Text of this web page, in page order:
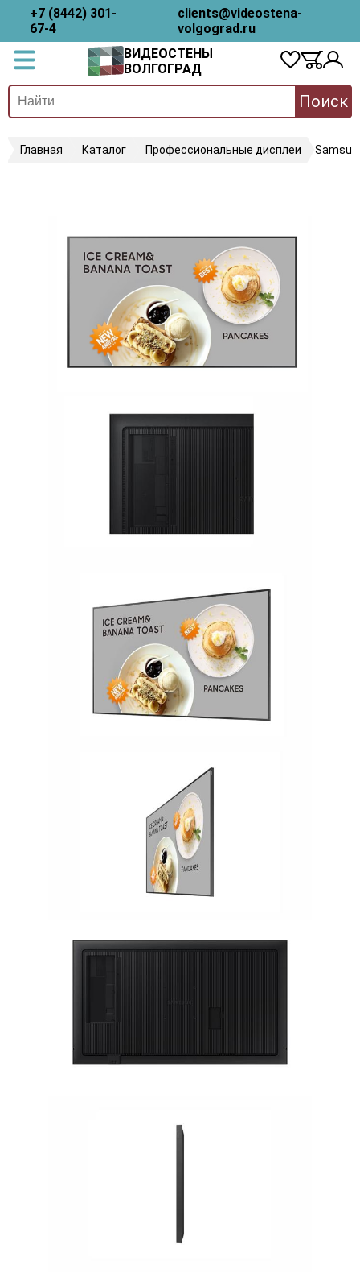
+7 (8442) 301-
67-4
clients@videostena-
volgograd.ru
ВИДЕОСТЕНЫ
ВОЛГОГРАД
Поиск
Главная Каталог Профессиональные дисплеи